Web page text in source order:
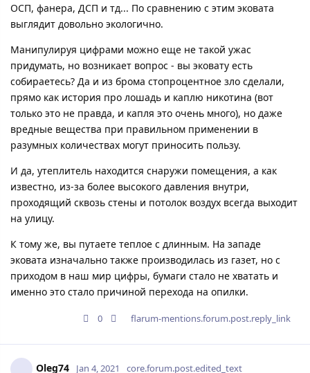
ОСП, фанера, ДСП и тд... По сравнению с этим эковата
выглядит довольно экологично.
Манипулируя цифрами можно еще не такой ужас
придумать, но возникает вопрос - вы эковату есть
собираетесь? Да и из брома стопроцентное зло сделали,
прямо как история про лошадь и каплю никотина (вот
только это не правда, и капля это очень много), но даже
вредные вещества при правильном применении в
разумных количествах могут приносить пользу.
И да, утеплитель находится снаружи помещения, а как
известно, из-за более высокого давления внутри,
проходящий сквозь стены и потолок воздух всегда выходит
на улицу.
К тому же, вы путаете теплое с длинным. На западе
эковата изначально также производилась из газет, но с
приходом в наш мир цифры, бумаги стало не хватать и
именно это стало причиной перехода на опилки.
0 flarum-mentions.forum.post.reply_link
Oleg74 Jan 4, 2021 core.forum.post.edited_text